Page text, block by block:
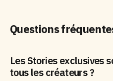
Questions
Les Stories exclusives
tous les créateurs ?